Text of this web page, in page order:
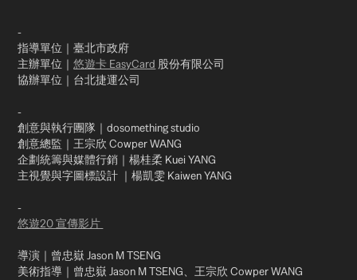
-​
指導單位｜臺北市政府​
主辦單位｜悠遊卡 EasyCard 股份有限公司
協辦單位｜台北捷運公司​
-​
創意與執行團隊｜dosomething studio​
創意總監｜王宗欣 Cowper WANG
企劃統籌與媒體行銷｜楊桂柔 Kuei YANG​
主視覺與字圖標設計 ｜楊凱雯 Kaiwen YANG​
-​
悠遊20 宣傳影片​
導演｜曾忠嶽 Jason M TSENG​
美術指導｜曾忠嶽 Jason M TSENG、王宗欣 Cowper WANG​